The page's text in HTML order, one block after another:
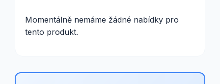
Momentálně nemáme žádné nabídky pro
tento produkt.